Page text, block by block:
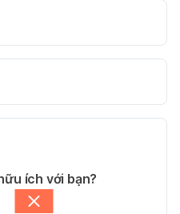
tips-for-exercising-
health/Healthy
and-exercise. Ngày truy
Nguyễn Thường Hanh
ích với bạn?